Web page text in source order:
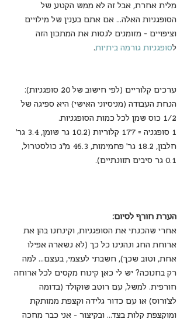
מלית אחרת, אבל זה לא ממש הקטע של
הסופגניות האלה... אם אתם בענין של מילויים
וציפויים - מזומנים לנסות את המתכון הזה
לסופגניות גורמה ביתיות.
ערכים קלוריים (לפי חישוב של 20 סופגניות):
הנחת העבודה (מניסיוני האישי) היא ספיגה של
1/2 כוס שמן לכל כמות הסופגניות.
1 סופגניה = 177 קלוריות (10.2 גר שומן, 3.4 גר'
חלבון, 18.2 גר' פחמימות, 46.3 מ"ג כולסטרול,
0.1 גר סיבים תזונתיים).
הערת חורף לסיום:
אחרי שהכנתי את הסופגניות, וקינחנו בהן את
ארוחת החג ונהנינו כל כך (לא נשארה אפילו
אחת, וטוב שכך), חשבתי לעצמי, בעצם... למה
רק בחנוכה? יש לי כאן קינוח מקסים לכל ארוחה
חורפית. למשל, עם רוטב שוקולד (בדומה
לצ'ורוס) או עם כדור גלידה וקצפת ממותקת
ומוקצפת קלות בצד... ובקיצור - אני כבר מחכה